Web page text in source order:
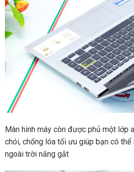
Màn hình máy còn được phủ một lớp
chói, chống lóa tối ưu giúp bạn có
ngoài trời nắng gắt